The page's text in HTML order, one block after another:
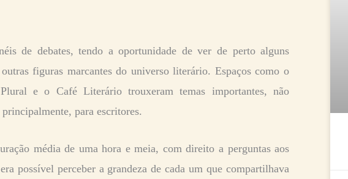
de debates, tendo a oportunidade de ver de perto alguns
figuras marcantes do universo literário. Espaços como o
Plural e o Café Literário trouxeram temas importantes, não
para escritores.
média de uma hora e meia, com direito a perguntas aos
possível perceber a grandeza de cada um que compartilhava